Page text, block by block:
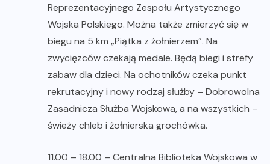
Reprezentacyjnego Zespołu Artystycznego
Wojska Polskiego. Można także zmierzyć się w
biegu na 5 km „Piątka z żołnierzem”. Na
zwycięzców czekają medale. Będą biegi i strefy
zabaw dla dzieci. Na ochotników czeka punkt
rekrutacyjny i nowy rodzaj służby – Dobrowolna
Zasadnicza Służba Wojskowa, a na wszystkich –
świeży chleb i żołnierska grochówka.
11.00 – 18.00 – Centralna Biblioteka Wojskowa w